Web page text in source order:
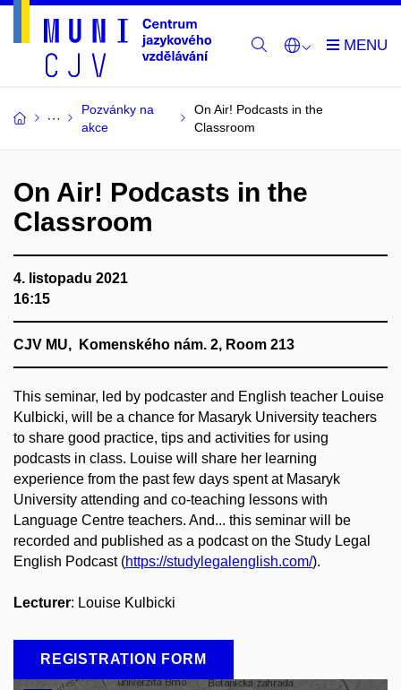
Pozvánky na
akce
On Air! Podcasts in the
Classroom
On Air! Podcasts in the
Classroom
4. listopadu 2021
16:15
CJV MU, Komenského nám. 2, Room 213
This seminar, led by podcaster and English teacher Louise
Kulbicki, will be a chance for Masaryk University teachers
to share good practice, tips and activities for using
podcasts in class. Louise will share her learning
experience from the past few days spent at Masaryk
University attending and co-teaching lessons with
Language Centre teachers. And... this seminar will be
recorded and published as a podcast on the Study Legal
English Podcast (https://studylegalenglish.com/).
Lecturer: Louise Kulbicki
REGISTRATION FORM